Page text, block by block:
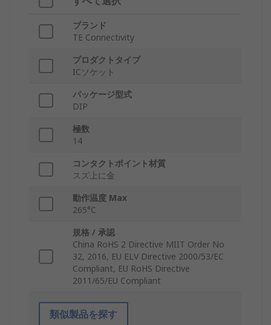
ブランド
TE Connectivity
プロダクトタイプ
ICソケット
パッケージ型式
DIP
極数
14
コンタクトポイント材質
スズ上に金
動作温度 Max
265°C
規格 / 承認
China RoHS 2 Directive MIIT Order No
32, 2016, EU ELV Directive 2000/53/EC
Compliant, EU RoHS Directive
2011/65/EU Compliant
類似製品を探す